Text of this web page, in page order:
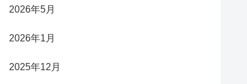
2026年5月
2026年1月
2025年12月